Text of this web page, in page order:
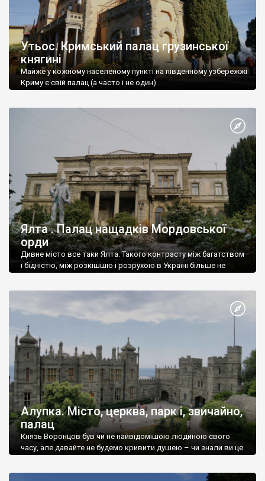
Утьос. Кримський палац грузинської
княгині
Майже у кожному населеному пункті на південному узбережжі
Криму є свій палац (а часто і не один).
Ялта . Палац нащадків Мордовської
орди
Дивне місто все таки Ялта. Такого контрасту між багатством
і бідністю, між розкішшю і розрухою в Україні більше не
Алупка. Місто, церква, парк і, звичайно,
палац
Князь Воронцов був чи не найвідомішою людиною свого
часу, але давайте не будемо кривити душею – чи знали ви це